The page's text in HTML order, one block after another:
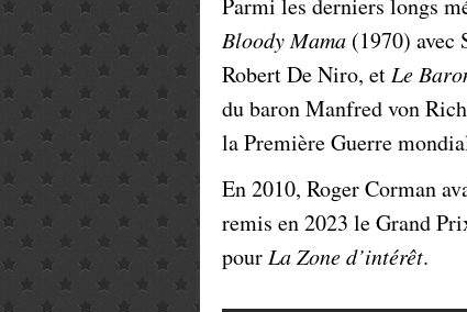
Parmi les derniers longs
Bloody Mama (1970) avec
Robert De Niro, et Le
du baron Manfred von
la Première Guerre
En 2010, Roger Corman
remis en 2023 le Grand
pour La Zone d’intérêt.